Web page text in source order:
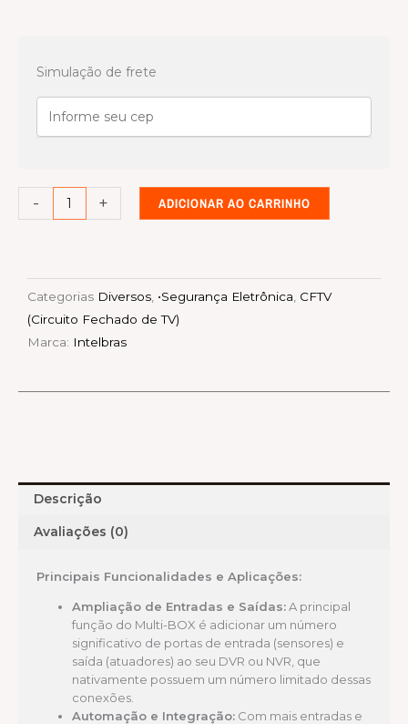
Simulação de frete
-
Expandindo
seu
CFTV
quantidade
+ ADICIONAR AO CARRINHO
Categorias Diversos •Segurança Eletrônica CFTV
(Circuito Fechado de TV)
Marca: Intelbras
Descrição
Avaliações (0)
Principais Funcionalidades e Aplicações:
Ampliação de Entradas e Saídas:A principal
função do Multi-BOX é adicionar um número
significativo de portas de entrada (sensores) e
saída (atuadores) ao seu DVR ou NVR, que
nativamente possuem um número limitado dessas
conexões.
Automação e Integração: Com mais entradas e